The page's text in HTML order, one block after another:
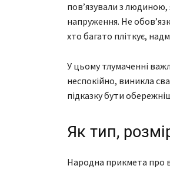
пов’язували з
напруження. Не
хто багато пліткує,
У цьому тлумаченні
неспокійно, виникла
підказку бути
Як тип,
Народна прикмета про